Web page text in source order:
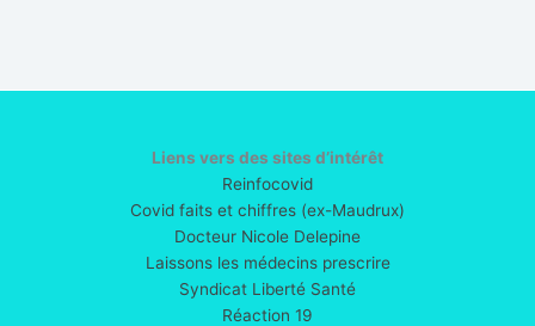
Liens vers des sites d’intérêt
Reinfocovid
Covid faits et chiffres (ex-Maudrux)
Docteur Nicole Delepine
Laissons les médecins prescrire
Syndicat Liberté Santé
Réaction 19